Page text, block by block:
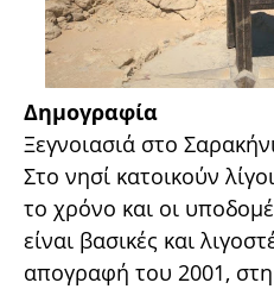
Δημογραφία
Ξεγνοιασιά στο
Στο νησί κατοικούν
το χρόνο και οι
είναι βασικές και
απογραφή του 2001,